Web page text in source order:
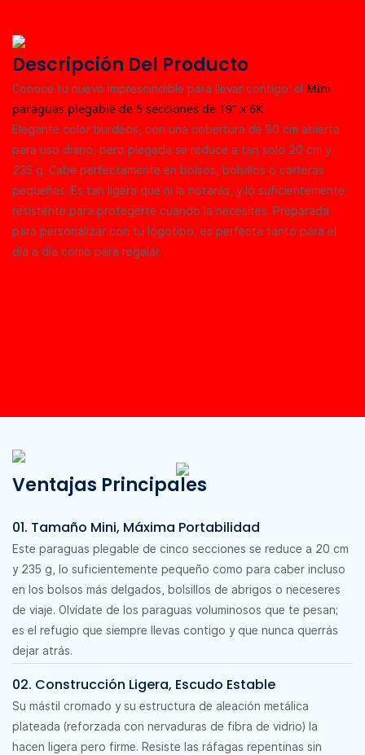
Descripción Del Producto
Conoce tu nuevo imprescindible para llevar contigo: el Mini
paraguas plegable de 5 secciones de 19" x 6K
Elegante color burdeos, con una cobertura de 90 cm abierta
para uso diario, pero plegada se reduce a tan solo 20 cm y
235 g. Cabe perfectamente en bolsos, bolsillos o carteras
pequeñas. Es tan ligera que ni la notarás, y lo suficientemente
resistente para protegerte cuando la necesites. Preparada
para personalizar con tu logotipo, es perfecta tanto para el
día a día como para regalar.
Ventajas Principales
01. Tamaño Mini, Máxima Portabilidad
Este paraguas plegable de cinco secciones se reduce a 20 cm
y 235 g, lo suficientemente pequeño como para caber incluso
en los bolsos más delgados, bolsillos de abrigos o neceseres
de viaje. Olvídate de los paraguas voluminosos que te pesan;
es el refugio que siempre llevas contigo y que nunca querrás
dejar atrás.
02. Construcción Ligera, Escudo Estable
Su mástil cromado y su estructura de aleación metálica
plateada (reforzada con nervaduras de fibra de vidrio) la
hacen ligera pero firme. Resiste las ráfagas repentinas sin